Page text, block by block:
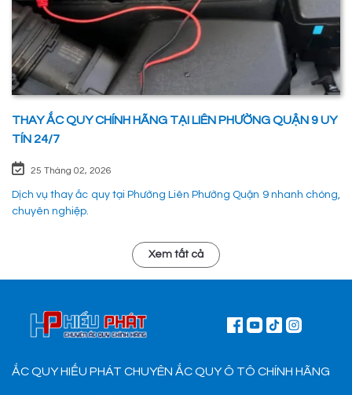
THAY ẮC QUY CHÍNH HÃNG TẠI LIÊN PHƯỜNG QUẬN 9 UY
TÍN 24/7
25 Tháng 02, 2026
Dịch vụ thay ắc quy tại Phường Liên Phường Quận 9 nhanh chóng,
chuyên nghiệp.
Xem tất cả
ẮC QUY HIẾU PHÁT CHUYÊN ẮC QUY Ô TÔ CHÍNH HÃNG